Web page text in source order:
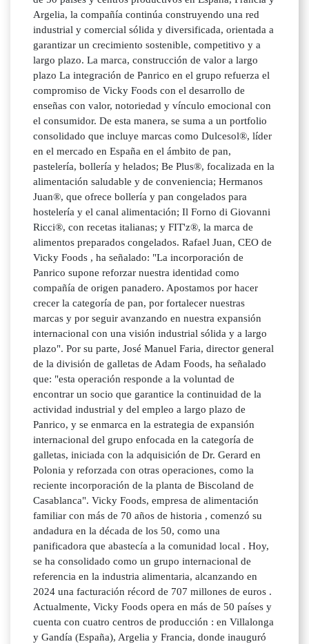
Argelia, la compañía continúa construyendo una red
industrial y comercial sólida y diversificada, orientada a
garantizar un crecimiento sostenible, competitivo y a
largo plazo. La marca, construcción de valor a largo
plazo La integración de Panrico en el grupo refuerza el
compromiso de Vicky Foods con el desarrollo de
enseñas con valor, notoriedad y vínculo emocional con
el consumidor. De esta manera, se suma a un portfolio
consolidado que incluye marcas como Dulcesol®, líder
en el mercado en España en el ámbito de pan,
pastelería, bollería y helados; Be Plus®, focalizada en la
alimentación saludable y de conveniencia; Hermanos
Juan®, que ofrece bollería y pan congelados para
hostelería y el canal alimentación; Il Forno di Giovanni
Ricci®, con recetas italianas; y FIT'z®, la marca de
alimentos preparados congelados. Rafael Juan, CEO de
Vicky Foods , ha señalado: "La incorporación de
Panrico supone reforzar nuestra identidad como
compañía de origen panadero. Apostamos por hacer
crecer la categoría de pan, por fortalecer nuestras
marcas y por seguir avanzando en nuestra expansión
internacional con una visión industrial sólida y a largo
plazo". Por su parte, José Manuel Faria, director general
de la división de galletas de Adam Foods, ha señalado
que: "esta operación responde a la voluntad de
encontrar un socio que garantice la continuidad de la
actividad industrial y del empleo a largo plazo de
Panrico, y se enmarca en la estrategia de expansión
internacional del grupo enfocada en la categoría de
galletas, iniciada con la adquisición de Dr. Gerard en
Polonia y reforzada con otras operaciones, como la
reciente incorporación de la planta de Biscoland de
Casablanca". Vicky Foods, empresa de alimentación
familiar con más de 70 años de historia , comenzó su
andadura en la década de los 50, como una
panificadora que abastecía a la comunidad local . Hoy,
se ha consolidado como un grupo internacional de
referencia en la industria alimentaria, alcanzando en
2024 una facturación récord de 707 millones de euros .
Actualmente, Vicky Foods opera en más de 50 países y
cuenta con cuatro centros de producción : en Villalonga
y Gandía (España), Argelia y Francia, donde inauguró